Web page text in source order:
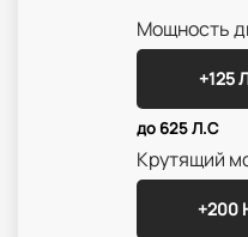
Мощность
+125
до 625 Л.С
Крутящий
+200